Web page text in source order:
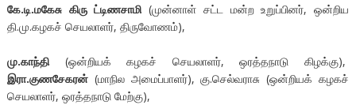
கே.டி.மகேசு கிரு ட்டிணசாமி(முன்னாள் சட்ட மன்ற உறுப்பினர், ஒன்றிய
தி.மு.கழகச் செயலாளர், திருவோணம்),
மு.காந்தி(ஒன்றியக் கழகச் செயலாளர், ஒரத்தநாடு கிழக்கு),
இரா.குணசேகரன்(மாநில அமைப்பாளர்), கு.செல்வராசு (ஒன்றியக் கழகச்
செயலாளர், ஒரத்தநாடு மேற்கு),